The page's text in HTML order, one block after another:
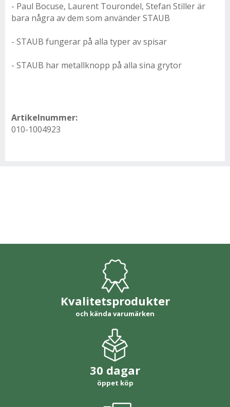
- Paul Bocuse, Laurent Tourondel, Stefan Stiller är
bara några av dem som använder STAUB
- STAUB fungerar på alla typer av spisar
- STAUB har metallknopp på alla sina grytor
Artikelnummer:
010-1004923
Kvalitetsprodukter
och kända varumärken
30 dagar
öppet köp